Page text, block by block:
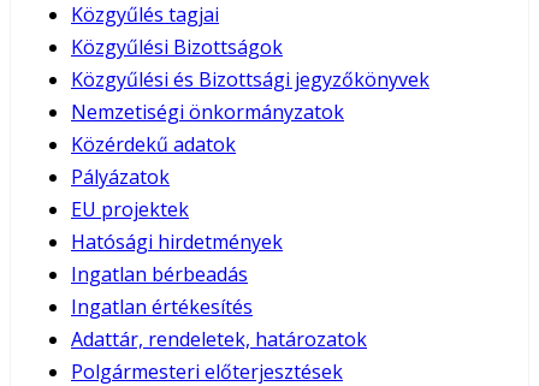
Közgyűlés tagjai
Közgyűlési Bizottságok
Közgyűlési és Bizottsági jegyzőkönyvek
Nemzetiségi önkormányzatok
Közérdekű adatok
Pályázatok
EU projektek
Hatósági hirdetmények
Ingatlan bérbeadás
Ingatlan értékesítés
Adattár, rendeletek, határozatok
Polgármesteri előterjesztések